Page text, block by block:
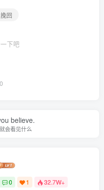
回
下吧
0
believe.
会看见什么
0 1 32.7W+